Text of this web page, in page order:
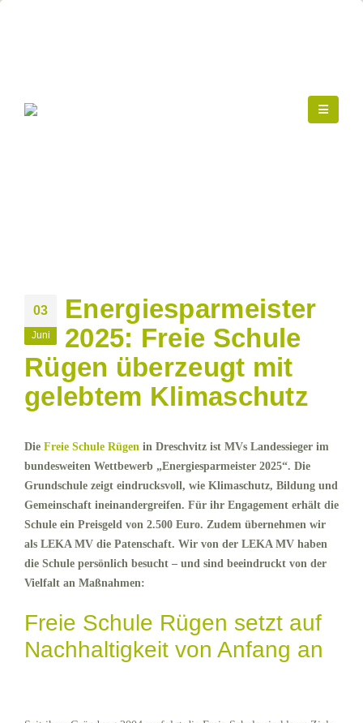
03
Juni
Energiesparmeister
2025: Freie Schule
Rügen überzeugt mit
gelebtem Klimaschutz
Die Freie Schule Rügen in Dreschvitz ist MVs Landessieger im
bundesweiten Wettbewerb „Energiesparmeister 2025“. Die
Grundschule zeigt eindrucksvoll, wie Klimaschutz, Bildung und
Gemeinschaft ineinandergreifen. Für ihr Engagement erhält die
Schule ein Preisgeld von 2.500 Euro. Zudem übernehmen wir
als LEKA MV die Patenschaft. Wir von der LEKA MV haben
die Schule persönlich besucht – und sind beeindruckt von der
Vielfalt an Maßnahmen:
Freie Schule Rügen setzt auf
Nachhaltigkeit von Anfang an